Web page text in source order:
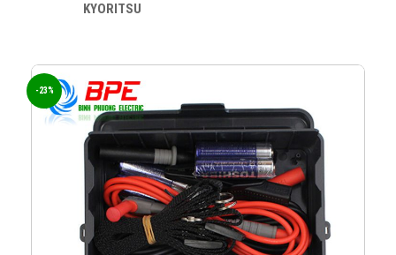
KYORITSU
-23%